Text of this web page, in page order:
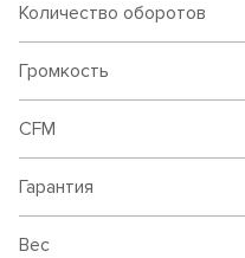
Количество оборотов
Громкость
CFM
Гарантия
Вес